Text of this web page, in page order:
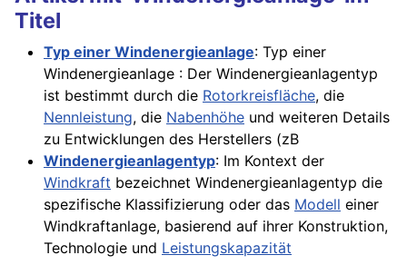
Titel
Typ einer Windenergieanlage: Typ einer
Windenergieanlage : Der Windenergieanlagentyp
ist bestimmt durch die Rotorkreisfläche, die
Nennleistung, die Nabenhöhe und weiteren Details
zu Entwicklungen des Herstellers (zB
Windenergieanlagentyp: Im Kontext der
Windkraft bezeichnet Windenergieanlagentyp die
spezifische Klassifizierung oder das Modell einer
Windkraftanlage, basierend auf ihrer Konstruktion,
Technologie und Leistungskapazität